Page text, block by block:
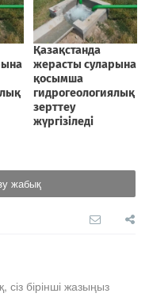
жабық
сіз бірінші жазыңыз